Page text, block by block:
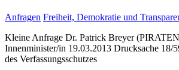
Anfragen Freiheit, Demokratie und
Kleine Anfrage Dr. Patrick Breyer
Innenminister/in 19.03.2013 Drucksache 18/
des Verfassungsschutzes